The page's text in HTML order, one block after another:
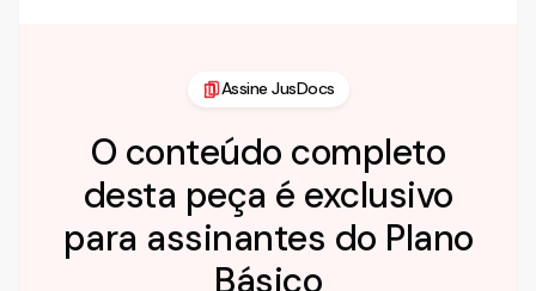
Assine JusDocs
O conteúdo completo
desta peça é exclusivo
para assinantes do Plano
Básico